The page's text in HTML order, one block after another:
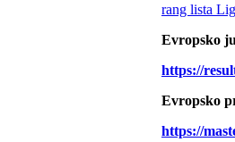
rang lista
Evropsko
https://
Evropsko
https://